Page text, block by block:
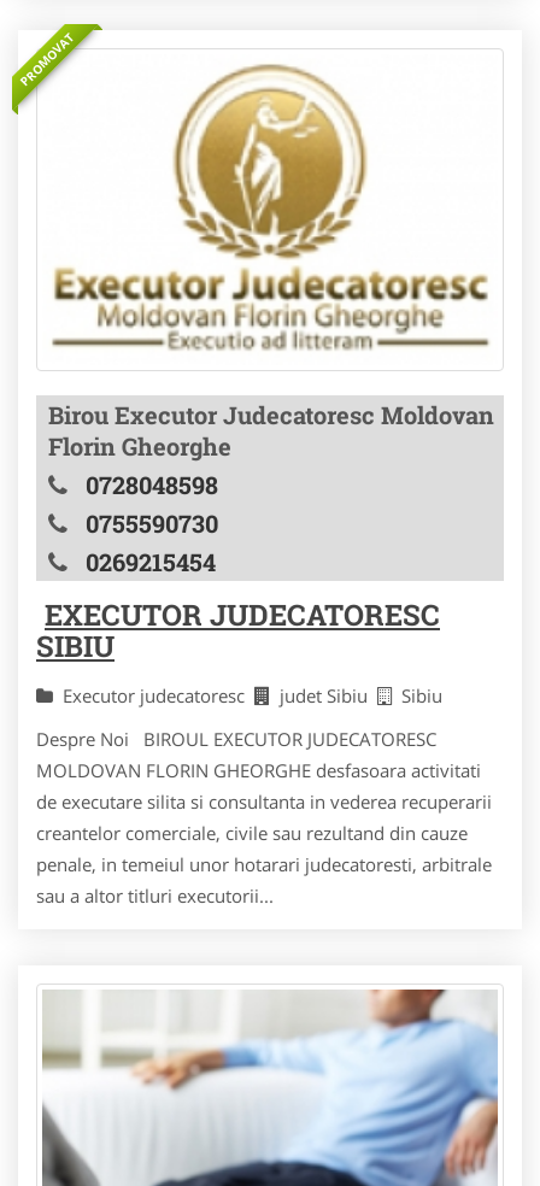
PROMOVAT
Birou Executor Judecatoresc Moldovan
Florin Gheorghe
0728048598
0755590730
0269215454
EXECUTOR JUDECATORESC
SIBIU
Executor judecatoresc judet Sibiu
Sibiu
Despre Noi BIROUL EXECUTOR JUDECATORESC
MOLDOVAN FLORIN GHEORGHE desfasoara activitati
de executare silita si consultanta in vederea recuperarii
creantelor comerciale, civile sau rezultand din cauze
penale, in temeiul unor hotarari judecatoresti, arbitrale
sau a altor titluri executorii...